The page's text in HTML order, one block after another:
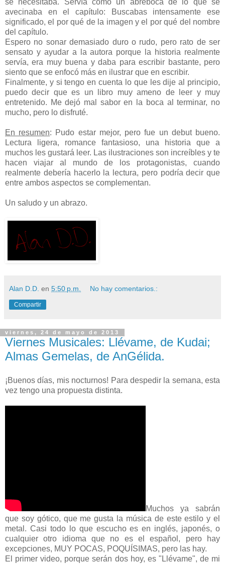
se necesitaba. Servía como un abreboca de lo que se
avecinaba en el capítulo: Buscabas intensamente ese
significado, el por qué de la imagen y el por qué del nombre
del capítulo.
Espero no sonar demasiado duro o rudo, pero rato de ser
sensato y ayudar a la autora porque la historia realmente
servía, era muy buena y daba para escribir bastante, pero
siento que se enfocó más en ilustrar que en escribir.
Finalmente, y si tengo en cuenta lo que les dije al principio,
puedo decir que es un libro muy ameno de leer y muy
entretenido. Me dejó mal sabor en la boca al terminar, no
mucho, pero lo disfruté.
En resumen: Pudo estar mejor, pero fue un debut bueno.
Lectura ligera, romance fantasioso, una historia que a
muchos les gustará leer. Las ilustraciones son increíbles y te
hacen viajar al mundo de los protagonistas, cuando
realmente debería hacerlo la lectura, pero podría decir que
entre ambos aspectos se complementan.
Un saludo y un abrazo.
Alan D.D. en 5:50 p.m. No hay comentarios.:
Compartir
viernes, 24 de mayo de 2013
Viernes Musicales: Llévame, de Kudai;
Almas Gemelas, de AnGélida.
¡Buenos días, mis nocturnos! Para despedir la semana, esta
vez tengo una propuesta distinta.
Muchos ya sabrán
que soy gótico, que me gusta la música de este estilo y el
metal. Casi todo lo que escucho es en inglés, japonés, o
cualquier otro idioma que no es el español, pero hay
excepciones, MUY POCAS, POQUÍSIMAS, pero las hay.
El primer video, porque serán dos hoy, es "Llévame", de mi